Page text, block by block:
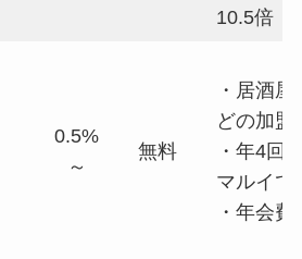
10.5倍
0.5%
～
無料
・居酒
どの加
・年4回
マルイで
・年会